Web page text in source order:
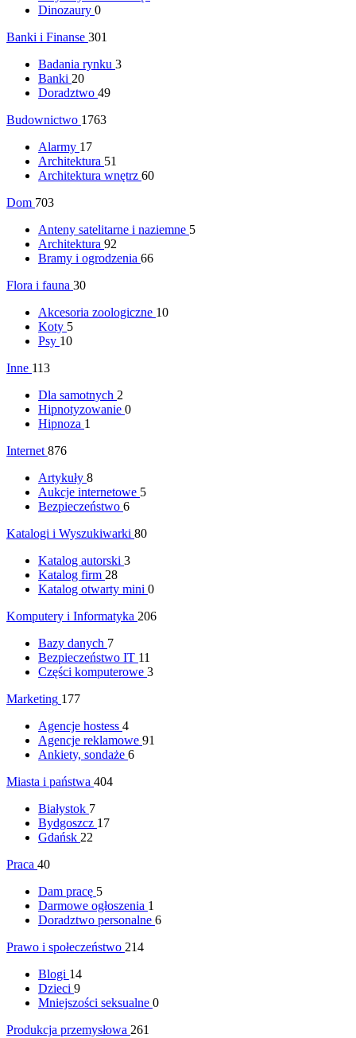
Dinozaury 0
Banki i Finanse 301
Badania rynku 3
Banki 20
Doradztwo 49
Budownictwo 1763
Alarmy 17
Architektura 51
Architektura wnętrz 60
Dom 703
Anteny satelitarne i naziemne 5
Architektura 92
Bramy i ogrodzenia 66
Flora i fauna 30
Akcesoria zoologiczne 10
Koty 5
Psy 10
Inne 113
Dla samotnych 2
Hipnotyzowanie 0
Hipnoza 1
Internet 876
Artykuły 8
Aukcje internetowe 5
Bezpieczeństwo 6
Katalogi i Wyszukiwarki 80
Katalog autorski 3
Katalog firm 28
Katalog otwarty mini 0
Komputery i Informatyka 206
Bazy danych 7
Bezpieczeństwo IT 11
Części komputerowe 3
Marketing 177
Agencje hostess 4
Agencje reklamowe 91
Ankiety, sondaże 6
Miasta i państwa 404
Białystok 7
Bydgoszcz 17
Gdańsk 22
Praca 40
Dam pracę 5
Darmowe ogłoszenia 1
Doradztwo personalne 6
Prawo i społeczeństwo 214
Blogi 14
Dzieci 9
Mniejszości seksualne 0
Produkcja przemysłowa 261